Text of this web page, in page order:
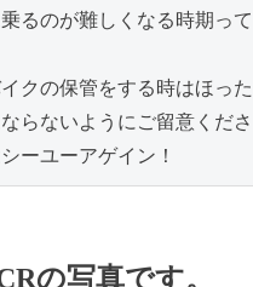
るのが難しくなる時期っ
クの保管をする時はほっ
らないようにご留意くださ
ーユーアゲイン！
の写真です。